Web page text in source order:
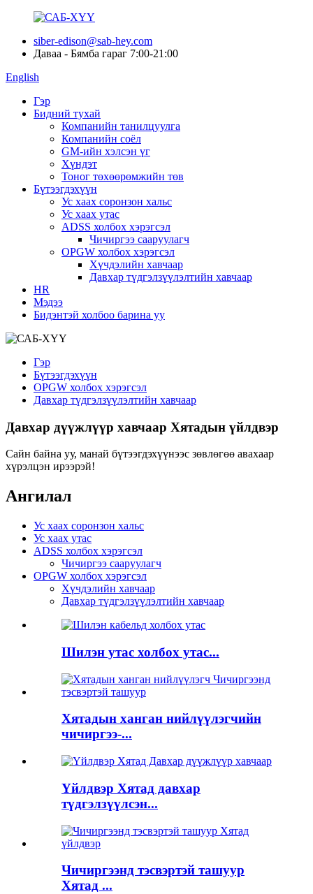
siber-edison@sab-hey.com
Даваа - Бямба гараг 7:00-21:00
English
Гэр
Бидний тухай
Компанийн танилцуулга
Компанийн соёл
GM-ийн хэлсэн үг
Хүндэт
Тоног төхөөрөмжийн төв
Бүтээгдэхүүн
Ус хаах соронзон хальс
Ус хаах утас
ADSS холбох хэрэгсэл
Чичиргээ сааруулагч
OPGW холбох хэрэгсэл
Хүчдэлийн хавчаар
Давхар түдгэлзүүлэлтийн хавчаар
HR
Мэдээ
Бидэнтэй холбоо барина уу
Гэр
Бүтээгдэхүүн
OPGW холбох хэрэгсэл
Давхар түдгэлзүүлэлтийн хавчаар
Давхар дүүжлүүр хавчаар Хятадын үйлдвэр
Сайн байна уу, манай бүтээгдэхүүнээс зөвлөгөө авахаар
хүрэлцэн ирээрэй!
Ангилал
Ус хаах соронзон хальс
Ус хаах утас
ADSS холбох хэрэгсэл
Чичиргээ сааруулагч
OPGW холбох хэрэгсэл
Хүчдэлийн хавчаар
Давхар түдгэлзүүлэлтийн хавчаар
Шилэн утас холбох утас...
Хятадын ханган нийлүүлэгчийн
чичиргээ-...
Үйлдвэр Хятад давхар
түдгэлзүүлсэн...
Чичиргээнд тэсвэртэй ташуур
Хятад ...